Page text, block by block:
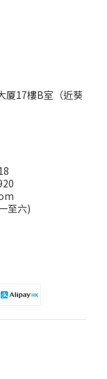
厦17樓B室（近葵
至六)